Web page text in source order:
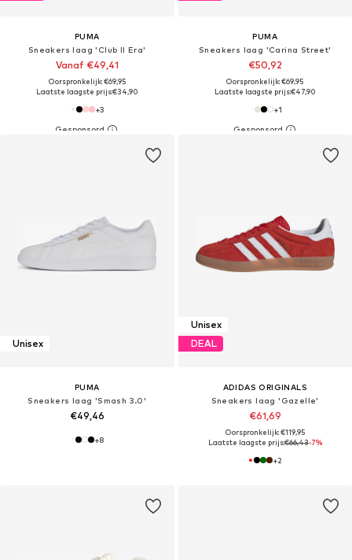
PUMA
Sneakers laag 'Club II Era'
Vanaf €49,41
Oorspronkelijk: €69,95
Laatste laagste prijs:€34,90
+3
PUMA
Sneakers laag 'Carina Street'
€50,92
Oorspronkelijk: €69,95
Laatste laagste prijs:€47,90
+1
Unisex
PUMA
Sneakers laag 'Smash 3.0'
€49,46
+8
Unisex
DEAL
ADIDAS ORIGINALS
Sneakers laag 'Gazelle'
€61,69
Oorspronkelijk: €119,95
Laatste laagste prijs:€66,43-7%
+2